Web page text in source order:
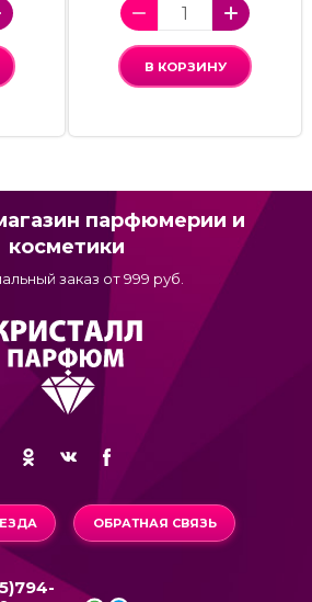
В КОРЗИНУ
парфюмерии и
косметики
заказ от 999 руб.
ОБРАТНАЯ СВЯЗЬ